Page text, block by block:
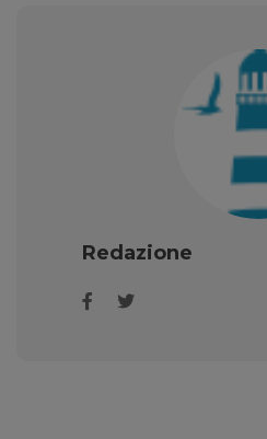
Redazione